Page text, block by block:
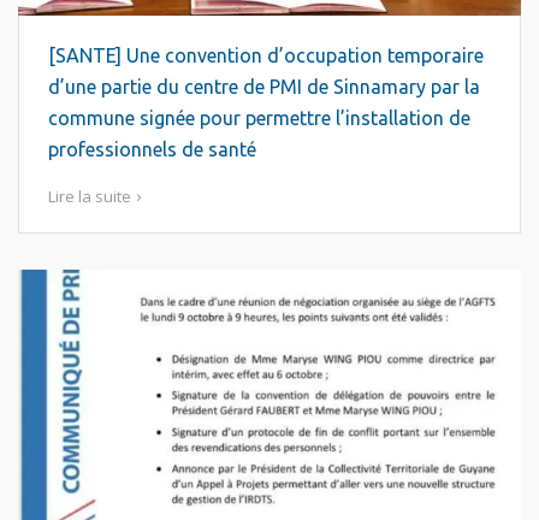
[SANTE] Une convention d’occupation temporaire
d’une partie du centre de PMI de Sinnamary par la
commune signée pour permettre l’installation de
professionnels de santé
Lire la suite